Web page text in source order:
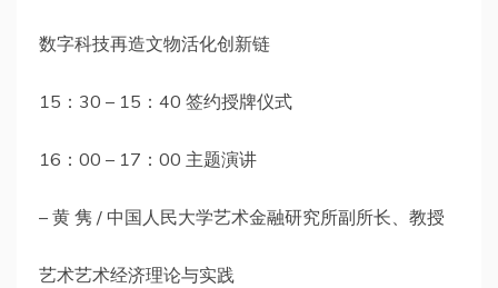
数字科技再造文物活化创新链
15：30 – 15：40 签约授牌仪式
16：00 – 17：00 主题演讲
– 黄 隽 / 中国人民大学艺术金融研究所副所长、教授
艺术艺术经济理论与实践